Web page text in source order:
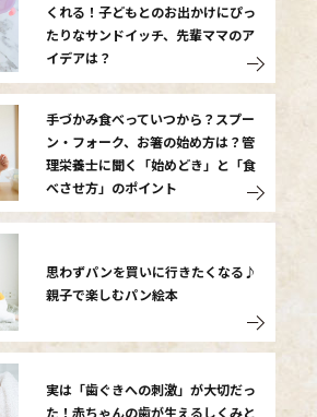
くれる！子どもとのお出かけにぴっ
たりなサンドイッチ、先輩ママのア
イデアは？
手づかみ食べっていつから？スプー
ン・フォーク、お箸の始め方は？管
理栄養士に聞く「始めどき」と「食
べさせ方」のポイント
思わずパンを買いに行きたくなる♪
親子で楽しむパン絵本
実は「歯ぐきへの刺激」が大切だっ
た！赤ちゃんの歯が生えるしくみと